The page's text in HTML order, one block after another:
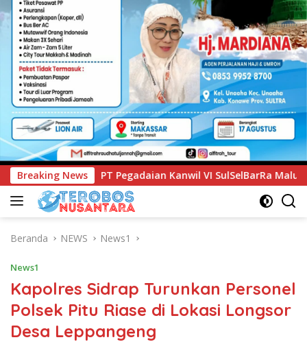
Breaking News
Kanwil VI SulSelBarRa Maluku Luncurkan Program PANDE
Beranda NEWS News1
News1
Kapolres Sidrap Turunkan Personel
Polsek Pitu Riase di Lokasi Longsor
Desa Leppangeng